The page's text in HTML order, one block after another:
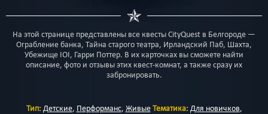
На этой странице представлены все квесты CityQuest в Белгороде —
Ограбление банка, Тайна старого театра, Ирландский Паб, Шахта,
Убежище IOI, Гарри Поттер. В их карточках вы сможете найти
описание, фото и отзывы этих квест-комнат, а также сразу их
забронировать.
Тип: Детские, Перформанс, ЖивыеТематика: Для новичков,